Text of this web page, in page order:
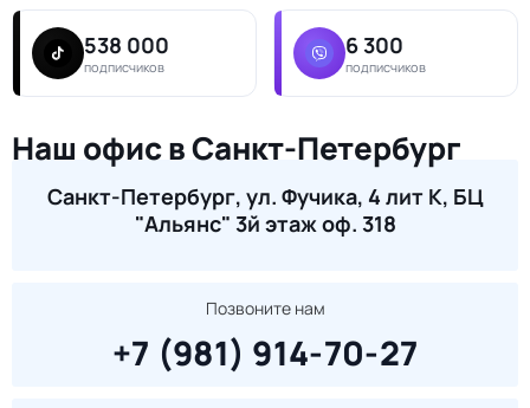
538 000
подписчиков
6 300
подписчиков
Наш офис в Санкт-Петербург
Санкт-Петербург, ул. Фучика, 4 лит К, БЦ
"Альянс" 3й этаж оф. 318
Позвоните нам
+7 (981) 914-70-27